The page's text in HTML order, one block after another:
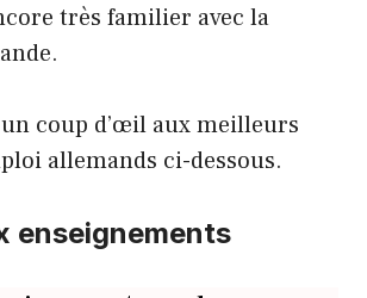
très familier avec la
coup d’œil aux meilleurs
allemands ci-dessous.
enseignements